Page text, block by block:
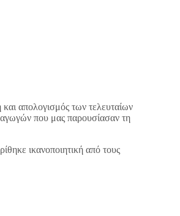
απολογισμός των τελευταίων
που μας παρουσίασαν τη
ικανοποιητική από τους